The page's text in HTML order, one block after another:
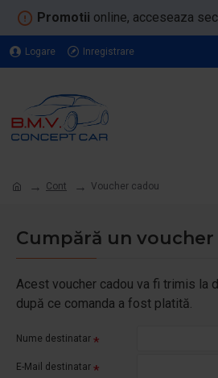
Promotii online, acceseaza
Logare Inregistrare
Cont Voucher cadou
Cumpără un
Acest voucher cadou va fi trimis la
după ce comanda a fost platită.
Nume destinatar
E-Mail destinatar